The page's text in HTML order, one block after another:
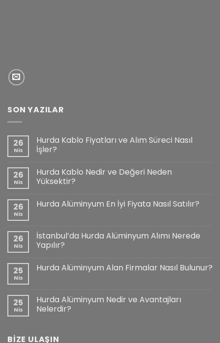
SON YAZILAR
26
Nis
Hurda Kablo Fiyatları ve Alım Süreci Nasıl
İşler?
26
Nis
Hurda Kablo Nedir ve Değeri Neden
Yüksektir?
26
Nis
Hurda Alüminyum En İyi Fiyata Nasıl Satılır?
26
Nis
İstanbul’da Hurda Alüminyum Alımı Nerede
Yapılır?
25
Nis
Hurda Alüminyum Alan Firmalar Nasıl Bulunur?
25
Nis
Hurda Alüminyum Nedir ve Avantajları
Nelerdir?
BİZE ULAŞIN